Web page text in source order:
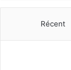
Récent